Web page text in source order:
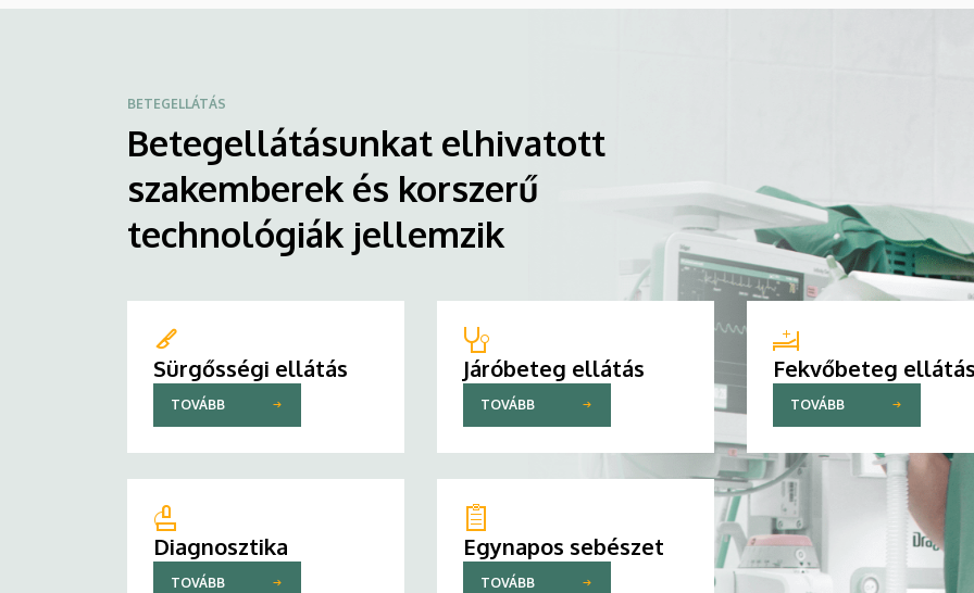
BETEGELLÁTÁS
Betegellátásunkat elhivatott
szakemberek és korszerű
technológiák jellemzik
Sürgősségi ellátás
TOVÁBB
Járóbeteg ellátás
TOVÁBB
Fekvőbeteg
TOVÁBB
Diagnosztika
TOVÁBB
Egynapos sebészet
TOVÁBB